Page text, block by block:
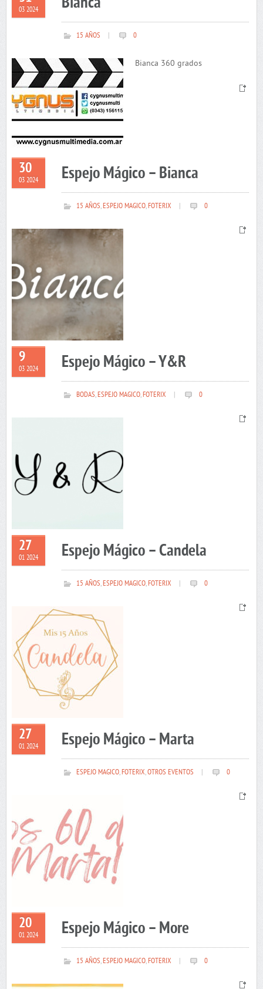
03 2024
15 AÑOS 0
Bianca 360 grados
30
03 2024 Espejo Mágico – Bianca
15 AÑOS,ESPEJO MAGICO,FOTERIX 0
9
03 2024 Espejo Mágico – Y&R
BODAS,ESPEJO MAGICO,FOTERIX 0
27
01 2024 Espejo Mágico – Candela
15 AÑOS,ESPEJO MAGICO,FOTERIX 0
27
01 2024 Espejo Mágico – Marta
ESPEJO MAGICO,FOTERIX,OTROS EVENTOS 0
20
01 2024 Espejo Mágico – More
15 AÑOS,ESPEJO MAGICO,FOTERIX 0